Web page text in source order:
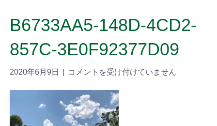
B6733AA5-148D-4CD2-
857C-3E0F92377D09
2020年6月9日 コメントを受け付けていません